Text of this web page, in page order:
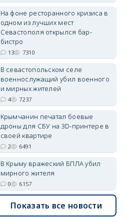
erid: 2SDnjdvhGXG
На фоне ресторанного кризиса в
одном из лучших мест
Севастополя открылся бар-
бистро
13 7310
В севастопольском селе
военнослужащий убил военного
и мирных жителей
4 7237
Крымчанин печатал боевые
дроны для СБУ на 3D-принтере в
своей квартире
2 6491
В Крыму вражеский БПЛА убил
мирного жителя
0 6157
Показать все новости